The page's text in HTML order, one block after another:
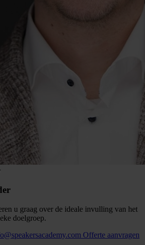
u graag over de ideale invulling van het
doelgroep.
Offerte aanvragen